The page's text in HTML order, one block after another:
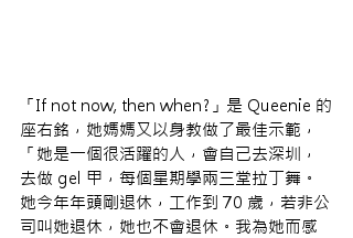
「If not now, then when?」是 Queenie 的
座右銘，她媽媽又以身教做了最佳示範，
「她是一個很活躍的人，會自己去深圳，
去做 gel 甲，每個星期學兩三堂拉丁舞。
她今年年頭剛退休，工作到 70 歲，若非公
司叫她退休，她也不會退休。我為她而感